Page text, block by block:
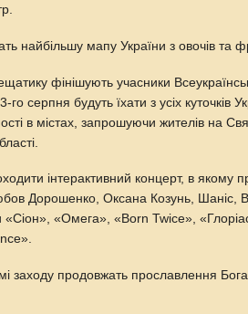
найбільшу мапу України з овочів та
фінішують учасники
го серпня будуть їхати з усіх куточків
в містах, запрошуючи жителів на
інтерактивний концерт, в якому
Дорошенко, Оксана Козунь, Шаніс,
«Сіон», «Омега», «Born Twice»,
заходу продовжать прославлення